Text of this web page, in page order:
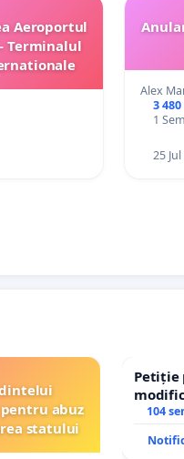
Aeroportul
Terminalul
Alex
3
1
25
abuz
statului
Petiție
–104